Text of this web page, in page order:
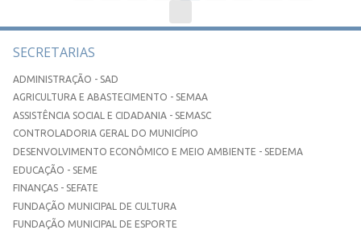
SECRETARIAS
ADMINISTRAÇÃO - SAD
AGRICULTURA E ABASTECIMENTO - SEMAA
ASSISTÊNCIA SOCIAL E CIDADANIA - SEMASC
CONTROLADORIA GERAL DO MUNICÍPIO
DESENVOLVIMENTO ECONÔMICO E MEIO AMBIENTE - SEDEMA
EDUCAÇÃO - SEME
FINANÇAS - SEFATE
FUNDAÇÃO MUNICIPAL DE CULTURA
FUNDAÇÃO MUNICIPAL DE ESPORTE